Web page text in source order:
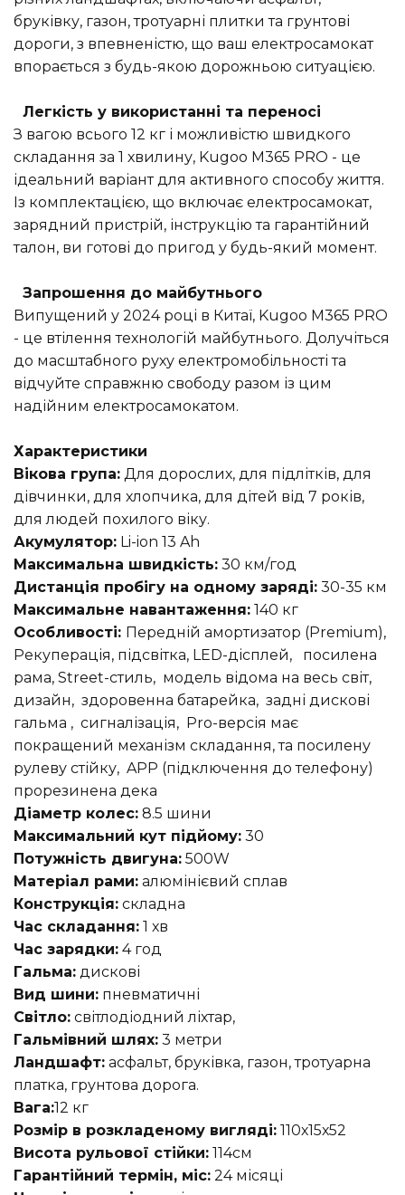
бруківку, газон, тротуарні плитки та грунтові
дороги, з впевненістю, що ваш електросамокат
впорається з будь-якою дорожньою ситуацією.
Легкість у використанні та переносі
З вагою всього 12 кг і можливістю швидкого
складання за 1 хвилину, Kugoo M365 PRO - це
ідеальний варіант для активного способу життя.
Із комплектацією, що включає електросамокат,
зарядний пристрій, інструкцію та гарантійний
талон, ви готові до пригод у будь-який момент.
Запрошення до майбутнього
Випущений у 2024 році в Китаї, Kugoo M365 PRO
- це втілення технологій майбутнього. Долучіться
до масштабного руху електромобільності та
відчуйте справжню свободу разом із цим
надійним електросамокатом.
Характеристики
Вікова група: Для дорослих, для підлітків, для
дівчинки, для хлопчика, для дітей від 7 років,
для людей похилого віку.
Акумулятор: Li-ion 13 Ah
Максимальна швидкість: 30 км/год
Дистанція пробігу на одному заряді: 30-35 км
Максимальне навантаження: 140 кг
Особливості: Передній амортизатор (Premium),
Рекуперація, підсвітка, LED-дісплей, посилена
рама, Street-стиль, модель відома на весь світ,
дизайн, здоровенна батарейка, задні дискові
гальма , сигналізація, Pro-версія має
покращений механізм складання, та посилену
рулеву стійку, APP (підключення до телефону)
прорезинена дека
Діаметр колес: 8.5 шини
Максимальний кут підйому: 30
Потужність двигуна: 500W
Матеріал рами: алюмінієвий сплав
Конструкція: складна
Час складання: 1 хв
Час зарядки: 4 год
Гальма: дискові
Вид шини: пневматичні
Світло: світлодіодний ліхтар,
Гальмівний шлях: 3 метри
Ландшафт: асфальт, бруківка, газон, тротуарна
платка, грунтова дорога.
Вага:12 кг
Розмір в розкладеному вигляді: 110х15х52
Висота рульової стійки: 114см
Гарантійний термін, міс: 24 місяці